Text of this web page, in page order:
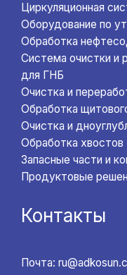
Циркуляционная
Оборудование по
Обработка
Система очистки и
для ГНБ
Очистка и
Обработка
Очистка и
Обработка хвостов
Запасные части и
Продуктовые
Контакты
Почта: